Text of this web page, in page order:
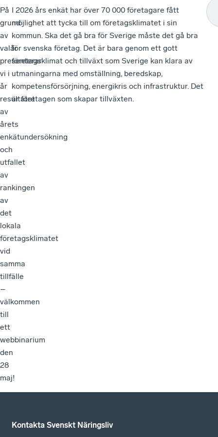
På
grund
av
valår
presenterar
vi i
år
resultatet
av
årets
enkätundersökning
och
utfallet
av
rankingen
av
det
lokala
företagsklimatet
vid
samma
tillfälle
–
välkommen
till
ett
webbinarium
den
28
maj!
I 2026 års enkät har över 70 000 företagare fått
möjlighet att tycka till om företagsklimatet i sin
kommun. Ska det gå bra för Sverige måste det gå bra
för svenska företag. Det är bara genom ett gott
företagsklimat och tillväxt som Sverige kan klara av
utmaningarna med omställning, beredskap,
kompetensförsörjning, energikris och infrastruktur. Det
är företagen som skapar tillväxten.
Kontakta Svenskt Näringsliv